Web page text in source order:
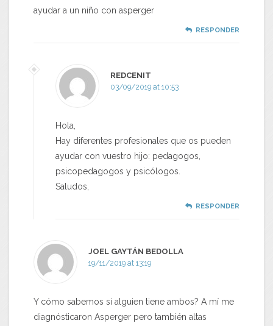
ayudar a un niño con asperger
RESPONDER
REDCENIT
03/09/2019 at 10:53
Hola,
Hay diferentes profesionales que os pueden
ayudar con vuestro hijo: pedagogos,
psicopedagogos y psicólogos.
Saludos,
RESPONDER
JOEL GAYTÁN BEDOLLA
19/11/2019 at 13:19
Y cómo sabemos si alguien tiene ambos? A mí me
diagnósticaron Asperger pero también altas